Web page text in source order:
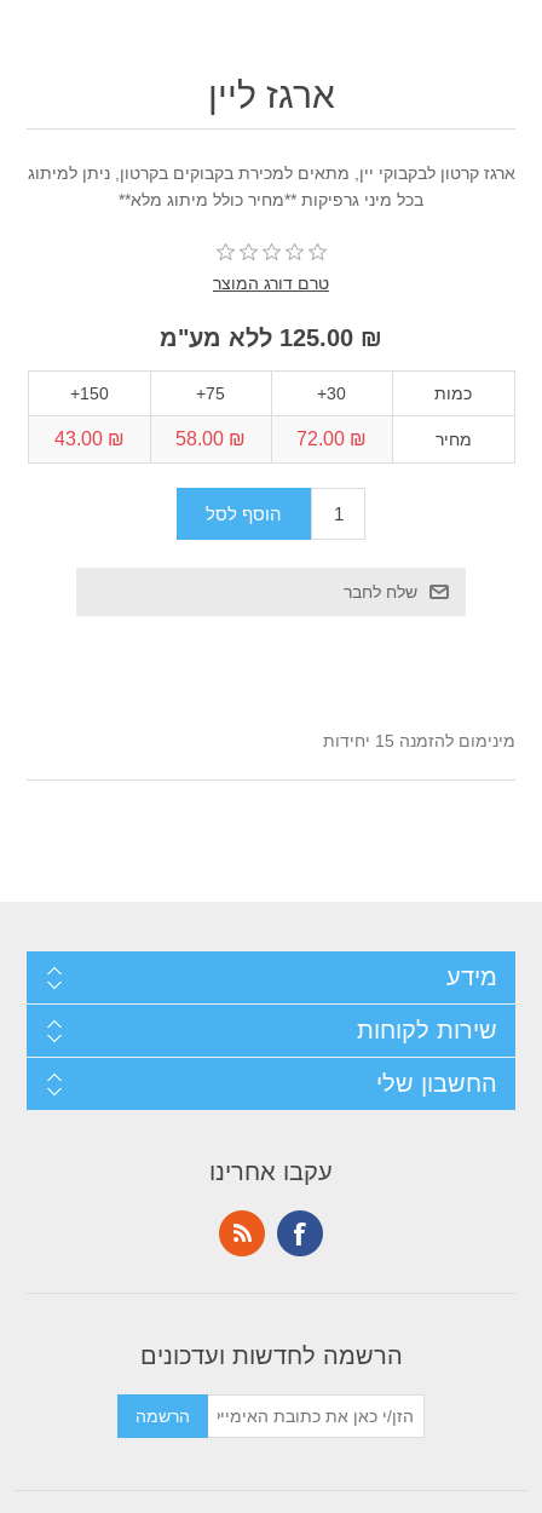
ארגז ליין
ארגז קרטון לבקבוקי יין, מתאים למכירת בקבוקים בקרטון, ניתן למיתוג
בכל מיני גרפיקות **מחיר כולל מיתוג מלא**
טרם דורג המוצר
₪ 125.00 ללא מע"מ
כמות 30+
75+
150+
מחיר ₪ 72.00
₪ 58.00
₪ 43.00
מינימום להזמנה 15 יחידות
מידע
שירות לקוחות
החשבון שלי
עקבו אחרינו
הרשמה לחדשות ועדכונים